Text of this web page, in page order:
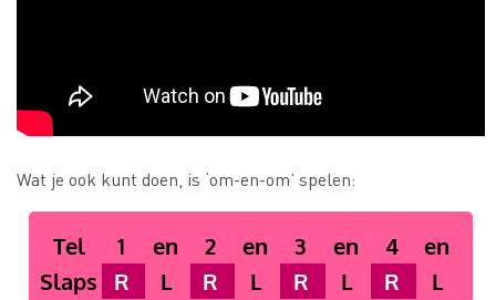
Wat je ook kunt doen, is ‘om-en-om’ spelen:
Tel 1 en 2 en 3 en 4
en
Slaps
R L R L R L R L